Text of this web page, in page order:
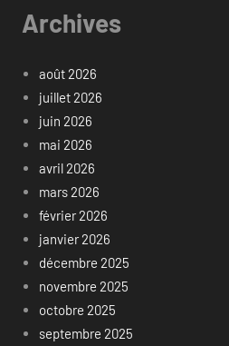
Archives
août 2026
juillet 2026
juin 2026
mai 2026
avril 2026
mars 2026
février 2026
janvier 2026
décembre 2025
novembre 2025
octobre 2025
septembre 2025